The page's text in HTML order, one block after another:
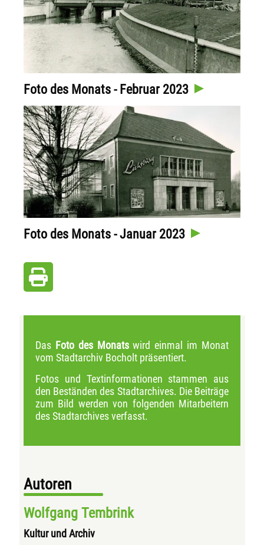
Foto des Monats - Februar 2023
Foto des Monats - Januar 2023
Das Foto des Monatswird einmal im Monat
vom Stadtarchiv Bocholt präsentiert.
Fotos und Textinformationen stammen aus
den Beständen des Stadtarchives. Die Beiträge
zum Bild werden von folgenden Mitarbeitern
des Stadtarchives verfasst.
Autoren
Wolfgang Tembrink
Kultur und Archiv